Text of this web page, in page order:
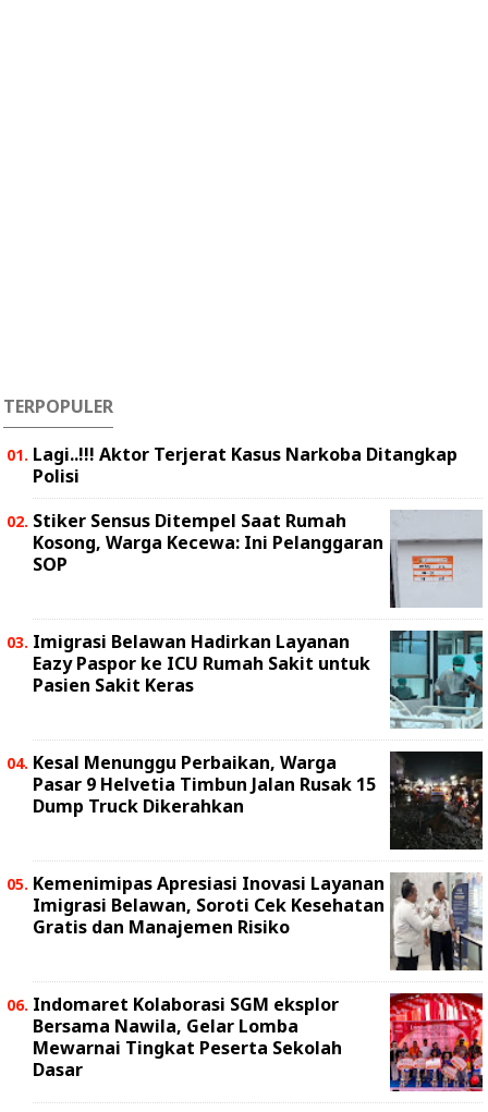
TERPOPULER
Lagi..!!! Aktor Terjerat Kasus Narkoba Ditangkap
Polisi
Stiker Sensus Ditempel Saat Rumah
Kosong, Warga Kecewa: Ini Pelanggaran
SOP
Imigrasi Belawan Hadirkan Layanan
Eazy Paspor ke ICU Rumah Sakit untuk
Pasien Sakit Keras
Kesal Menunggu Perbaikan, Warga
Pasar 9 Helvetia Timbun Jalan Rusak 15
Dump Truck Dikerahkan
Kemenimipas Apresiasi Inovasi Layanan
Imigrasi Belawan, Soroti Cek Kesehatan
Gratis dan Manajemen Risiko
Indomaret Kolaborasi SGM eksplor
Bersama Nawila, Gelar Lomba
Mewarnai Tingkat Peserta Sekolah
Dasar